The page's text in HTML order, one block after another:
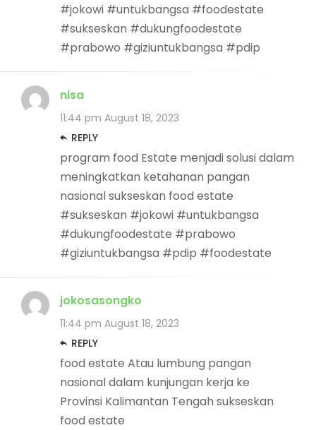
#jokowi #untukbangsa #foodestate
#sukseskan #dukungfoodestate
#prabowo #giziuntukbangsa #pdip
nisa
11:44 pm August 18, 2023
REPLY
program food Estate menjadi solusi dalam
meningkatkan ketahanan pangan
nasional sukseskan food estate
#sukseskan #jokowi #untukbangsa
#dukungfoodestate #prabowo
#giziuntukbangsa #pdip #foodestate
jokosasongko
11:44 pm August 18, 2023
REPLY
food estate Atau lumbung pangan
nasional dalam kunjungan kerja ke
Provinsi Kalimantan Tengah sukseskan
food estate